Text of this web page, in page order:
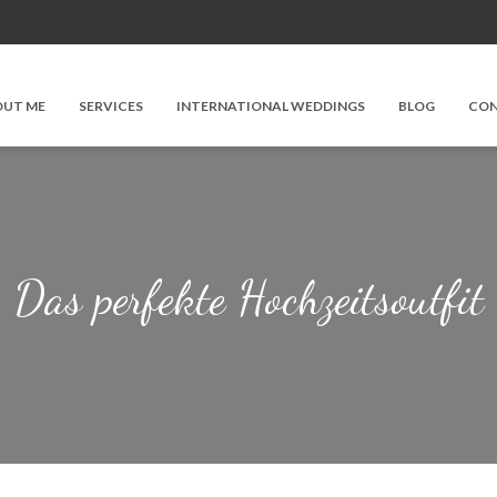
ME SERVICES INTERNATIONAL WEDDINGS BLOG
Das perfekte Hochzeitsoutfit